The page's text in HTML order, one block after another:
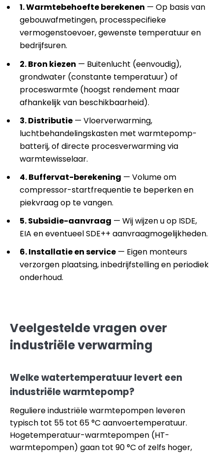
1. Warmtebehoefte berekenen — Op basis van
gebouwafmetingen, processpecifieke
vermogenstoevoer, gewenste temperatuur en
bedrijfsuren.
2. Bron kiezen — Buitenlucht (eenvoudig),
grondwater (constante temperatuur) of
proceswarmte (hoogst rendement maar
afhankelijk van beschikbaarheid).
3. Distributie — Vloerverwarming,
luchtbehandelingskasten met warmtepomp-
batterij, of directe procesverwarming via
warmtewisselaar.
4. Buffervat-berekening — Volume om
compressor-startfrequentie te beperken en
piekvraag op te vangen.
5. Subsidie-aanvraag — Wij wijzen u op ISDE,
EIA en eventueel SDE++ aanvraagmogelijkheden.
6. Installatie en service — Eigen monteurs
verzorgen plaatsing, inbedrijfstelling en periodiek
onderhoud.
Veelgestelde vragen over
industriële verwarming
Welke watertemperatuur levert een
industriële warmtepomp?
Reguliere industriële warmtepompen leveren
typisch tot 55 tot 65 °C aanvoertemperatuur.
Hogetemperatuur-warmtepompen (HT-
warmtepompen) gaan tot 90 °C of zelfs hoger,